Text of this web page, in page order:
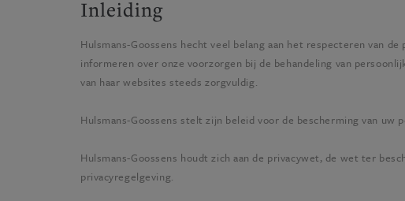
Inleiding
Hulsmans-Goossens hecht veel belang aan het respecteren van
informeren over onze voorzorgen bij de behandeling van
van haar websites steeds zorgvuldig.
Hulsmans-Goossens stelt zijn beleid voor de bescherming van uw
Hulsmans-Goossens houdt zich aan de privacywet, de wet ter
privacyregelgeving.